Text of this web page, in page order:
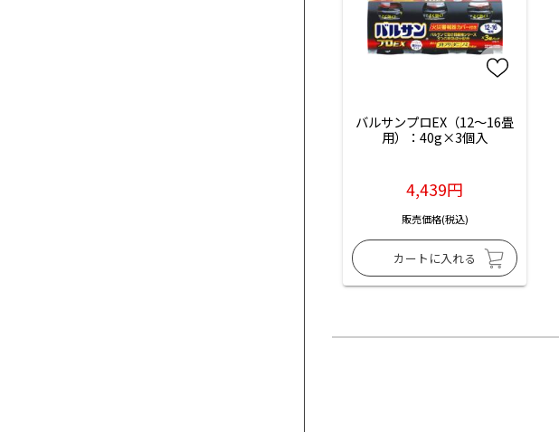
バルサンプロEX（12～16畳
用）：40g×3個入
4,439円
販売価格(税込)